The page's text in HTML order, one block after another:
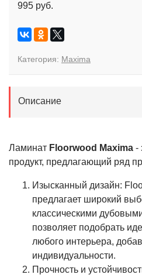
995 руб.
Категория: Maxima
Описание
Ламинат Floorwood Maxima -
продукт, предлагающий ряд
Изысканный дизайн:
предлагает широкий
классическими
позволяет подобрать
любого интерьера,
индивидуальности.
Прочность и